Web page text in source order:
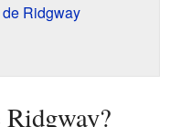
Ridgway
Ridgway?